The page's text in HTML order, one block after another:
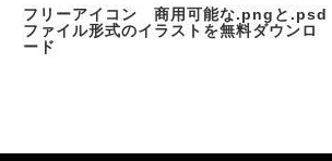
フリーアイコン 商用可能な.pngと.psd
ファイル形式のイラストを無料ダウンロ
ード